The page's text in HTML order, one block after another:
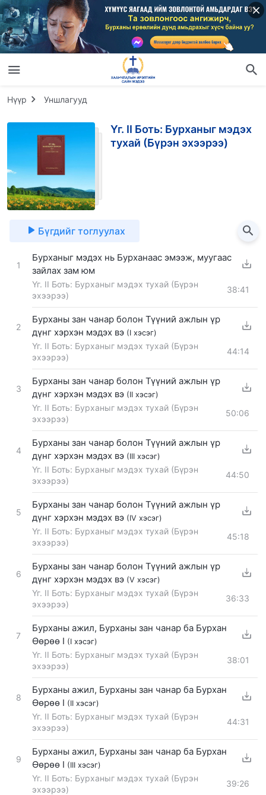
Нүүр Уншлагууд
Үг. II Боть: Бурханыг мэдэх
тухай (Бүрэн эхээрээ)
Бүгдийг тоглуулах
1
Бурханыг мэдэх нь Бурханаас эмээж, муугаас
зайлах зам юм
Үг. II Боть: Бурханыг мэдэх тухай (Бүрэн
эхээрээ)
38:41
2
Бурханы зан чанар болон Түүний ажлын үр
дүнг хэрхэн мэдэх вэ (I хэсэг)
Үг. II Боть: Бурханыг мэдэх тухай (Бүрэн
эхээрээ)
44:14
3
Бурханы зан чанар болон Түүний ажлын үр
дүнг хэрхэн мэдэх вэ (II хэсэг)
Үг. II Боть: Бурханыг мэдэх тухай (Бүрэн
эхээрээ)
50:06
4
Бурханы зан чанар болон Түүний ажлын үр
дүнг хэрхэн мэдэх вэ (III хэсэг)
Үг. II Боть: Бурханыг мэдэх тухай (Бүрэн
эхээрээ)
44:50
5
Бурханы зан чанар болон Түүний ажлын үр
дүнг хэрхэн мэдэх вэ (IV хэсэг)
Үг. II Боть: Бурханыг мэдэх тухай (Бүрэн
эхээрээ)
45:18
6
Бурханы зан чанар болон Түүний ажлын үр
дүнг хэрхэн мэдэх вэ (V хэсэг)
Үг. II Боть: Бурханыг мэдэх тухай (Бүрэн
эхээрээ)
36:33
7
Бурханы ажил, Бурханы зан чанар ба Бурхан
Өөрөө I (I хэсэг)
Үг. II Боть: Бурханыг мэдэх тухай (Бүрэн
эхээрээ)
38:01
8
Бурханы ажил, Бурханы зан чанар ба Бурхан
Өөрөө I (II хэсэг)
Үг. II Боть: Бурханыг мэдэх тухай (Бүрэн
эхээрээ)
44:31
9
Бурханы ажил, Бурханы зан чанар ба Бурхан
Өөрөө I (III хэсэг)
Үг. II Боть: Бурханыг мэдэх тухай (Бүрэн
эхээрээ)
39:26